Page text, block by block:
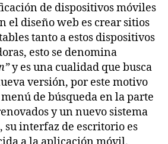
de dispositivos móviles
el diseño web es crear sitios
tanto a estos dispositivos
esto se denomina
y es una cualidad que busca
versión, por este motivo
de búsqueda en la parte
y un nuevo sistema
su interfaz de escritorio es